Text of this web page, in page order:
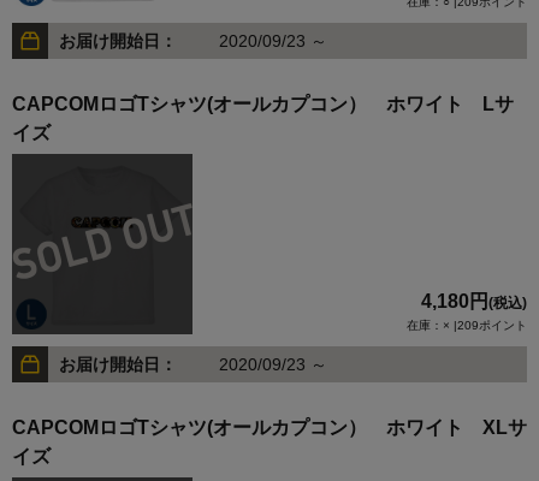
お届け開始日： 2020/09/23 ～
CAPCOMロゴTシャツ(オールカプコン） ホワイト Lサ
イズ
4,180円 (税込)
在庫：× |209ポイント
お届け開始日： 2020/09/23 ～
CAPCOMロゴTシャツ(オールカプコン） ホワイト XLサ
イズ